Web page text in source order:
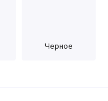
Черное